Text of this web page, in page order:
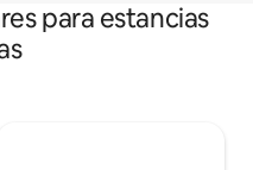
para estancias